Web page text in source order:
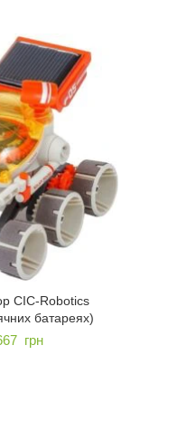
CIC-Robotics
батареях)
грн